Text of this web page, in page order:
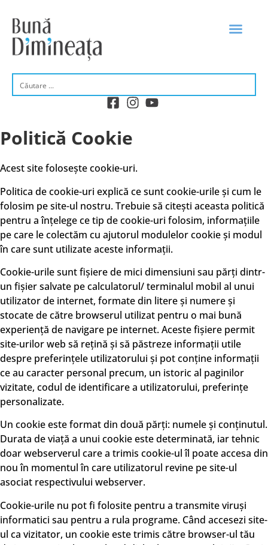
Politică Cookie
Acest site folosește cookie-uri.
Politica de cookie-uri explică ce sunt cookie-urile și cum le
folosim pe site-ul nostru. Trebuie să citești aceasta politică
pentru a înțelege ce tip de cookie-uri folosim, informațiile
pe care le colectăm cu ajutorul modulelor cookie și modul
în care sunt utilizate aceste informații.
Cookie-urile sunt fișiere de mici dimensiuni sau părți dintr-
un fișier salvate pe calculatorul/ terminalul mobil al unui
utilizator de internet, formate din litere și numere și
stocate de către browserul utilizat pentru o mai bună
experiență de navigare pe internet. Aceste fișiere permit
site-urilor web să rețină și să păstreze informații utile
despre preferințele utilizatorului și pot conține informații
ce au caracter personal precum, un istoric al paginilor
vizitate, codul de identificare a utilizatorului, preferințe
personalizate.
Un cookie este format din două părți: numele și conținutul.
Durata de viață a unui cookie este determinată, iar tehnic
doar webserverul care a trimis cookie-ul îl poate accesa din
nou în momentul în care utilizatorul revine pe site-ul
asociat respectivului webserver.
Cookie-urile nu pot fi folosite pentru a transmite viruși
informatici sau pentru a rula programe. Când accesezi site-
ul ca vizitator, un cookie este trimis către browser-ul tău